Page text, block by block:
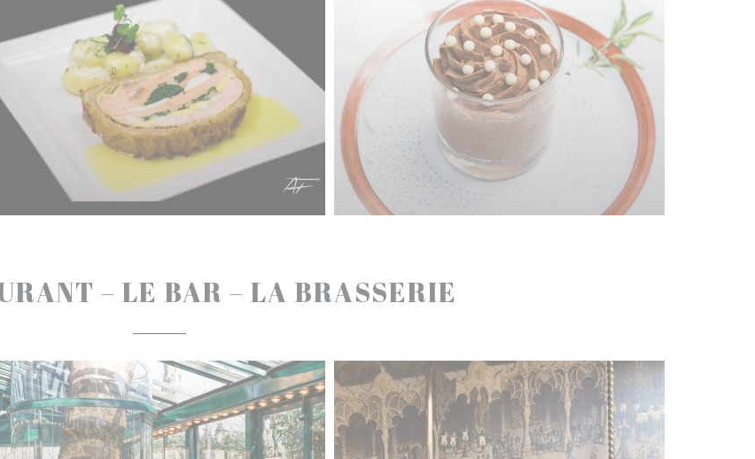
– LE BAR – LA BRASSERIE